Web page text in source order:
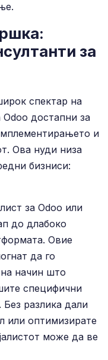
за
спектар на
Odoo достапни за
и
Ова нуди низа
бизниси:
за Odoo или
до длабоко
Овие
да го
начин што
специфични
разлика дали
или оптимизирате
може да ве